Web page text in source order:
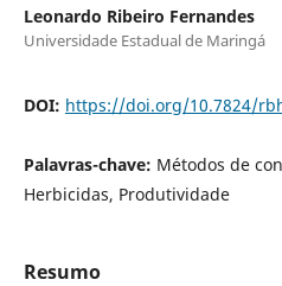
Leonardo Ribeiro Fernandes
Universidade Estadual de Maringá
DOI: https://doi.org/10.7824/
Palavras-chave: Métodos de
Herbicidas, Produtividade
Resumo